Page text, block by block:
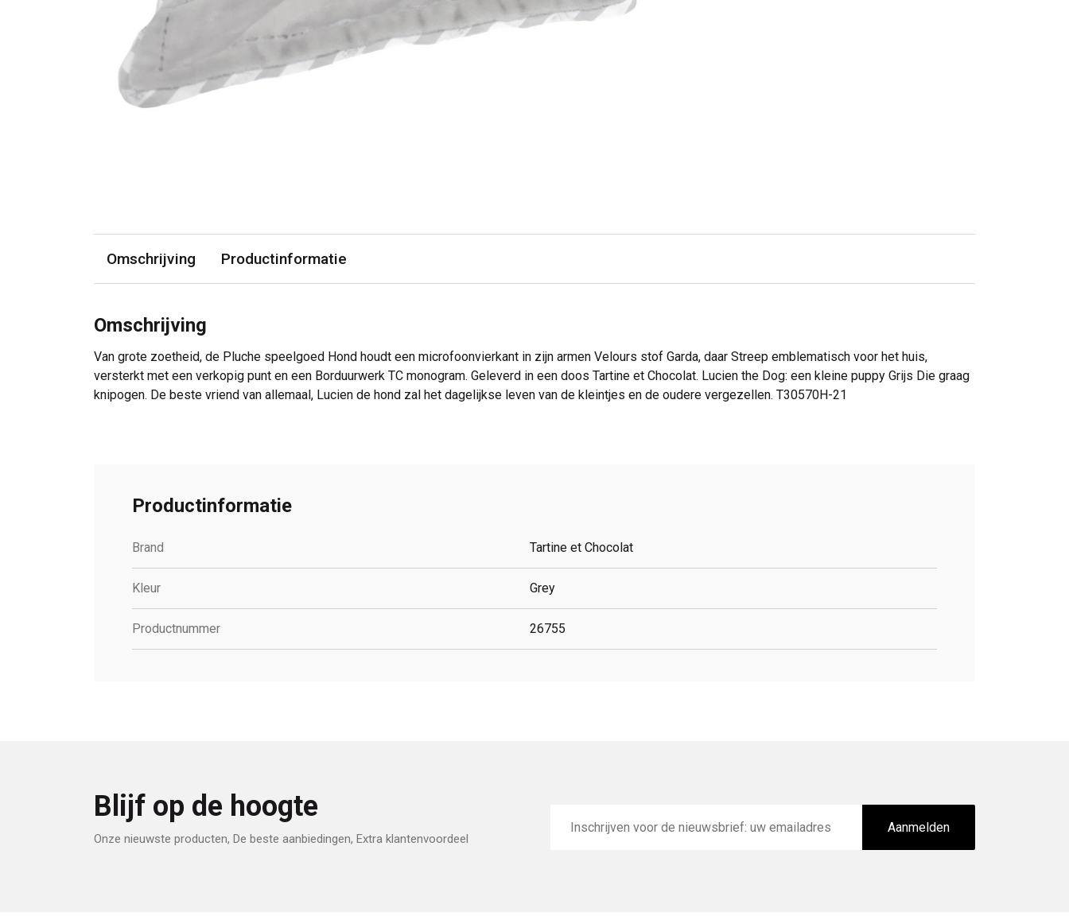
Omschrijving Productinformatie
Omschrijving
Van grote zoetheid, de Pluche speelgoed Hond houdt een microfoonvierkant in zijn armen Velours stof Garda, daar Streep emblematisch voor het huis,
versterkt met een verkopig punt en een Borduurwerk TC monogram. Geleverd in een doos Tartine et Chocolat. Lucien the Dog: een kleine puppy Grijs Die graag
knipogen. De beste vriend van allemaal, Lucien de hond zal het dagelijkse leven van de kleintjes en de oudere vergezellen. T30570H-21
Productinformatie
Brand Tartine et Chocolat
Kleur Grey
Productnummer 26755
Blijf op de hoogte
Onze nieuwste producten, De beste aanbiedingen, Extra klantenvoordeel
mailadres
Aanmelden